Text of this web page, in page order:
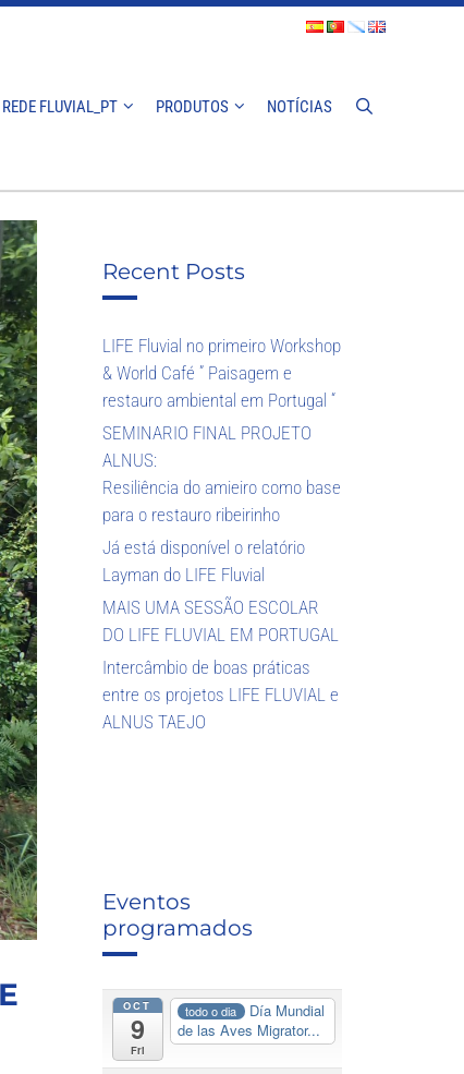
REDE FLUVIAL_PT PRODUTOS NOTÍCIAS
Recent Posts
LIFE Fluvial no primeiro Workshop
& World Café ” Paisagem e
restauro ambiental em Portugal “
SEMINARIO FINAL PROJETO
ALNUS:
Resiliência do amieiro como base
para o restauro ribeirinho
Já está disponível o relatório
Layman do LIFE Fluvial
MAIS UMA SESSÃO ESCOLAR
DO LIFE FLUVIAL EM PORTUGAL
Intercâmbio de boas práticas
entre os projetos LIFE FLUVIAL e
ALNUS TAEJO
Eventos
programados
OCT
9
Fri
todo o dia
Día Mundial
de las Aves Migrator...